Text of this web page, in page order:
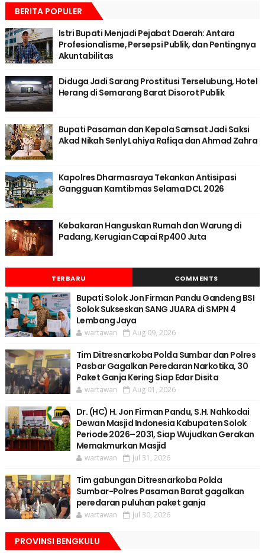
BERITA POPULER
Istri Bupati Menjadi Pejabat Daerah: Antara
Profesionalisme, Persepsi Publik, dan Pentingnya
Akuntabilitas
Diduga Jadi Sarang Prostitusi Terselubung, Hotel
Herang di Semarang Barat Disorot Publik
Bupati Pasaman dan Kepala Samsat Jadi Saksi
Akad Nikah Senly Lahiya Rafiqa dan Ahmad Zahra
Kapolres Dharmasraya Tekankan Antisipasi
Gangguan Kamtibmas Selama DCL 2026
Kebakaran Hanguskan Rumah dan Warung di
Padang, Kerugian Capai Rp400 Juta
TERBARU COMMENTS
Bupati Solok Jon Firman Pandu Gandeng BSI
Solok Sukseskan SANG JUARA di SMPN 4
Lembang Jaya
wartawan Aug 09, 2026
Tim Ditresnarkoba Polda Sumbar dan Polres
Pasbar Gagalkan Peredaran Narkotika, 30
Paket Ganja Kering Siap Edar Disita
wartawan Aug 01, 2026
Dr. (HC) H. Jon Firman Pandu, S.H. Nahkodai
Dewan Masjid Indonesia Kabupaten Solok
Periode 2026–2031, Siap Wujudkan Gerakan
Memakmurkan Masjid
wartawan Jul 31, 2026
Tim gabungan Ditresnarkoba Polda
Sumbar-Polres Pasaman Barat gagalkan
peredaran puluhan paket ganja
wartawan Jul 30, 2026
PROVINSI BENGKULU